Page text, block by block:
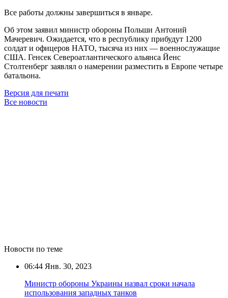
Все работы должны завершиться в январе.
Об этом заявил министр обороны Польши Антоний
Мачеревич. Ожидается, что в республику прибудут 1200
солдат и офицеров НАТО, тысяча из них — военнослужащие
США. Генсек Североатлантического альянса Йенс
Столтенберг заявлял о намерении разместить в Европе четыре
батальона.
Версия для печати
Все новости
Новости по теме
06:44 Янв. 30, 2023
Министр обороны Украины назвал сроки начала
использования западных танков